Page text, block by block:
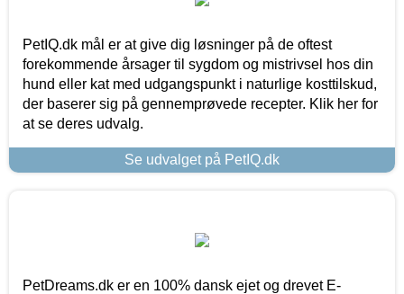
PetIQ.dk mål er at give dig løsninger på de oftest
forekommende årsager til sygdom og mistrivsel hos din
hund eller kat med udgangspunkt i naturlige kosttilskud,
der baserer sig på gennemprøvede recepter. Klik her for
at se deres udvalg.
Se udvalget på PetIQ.dk
PetDreams.dk er en 100% dansk ejet og drevet E-